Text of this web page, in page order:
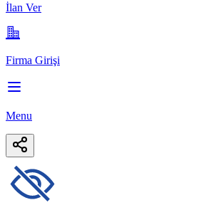
İlan Ver
Firma Girişi
Menu